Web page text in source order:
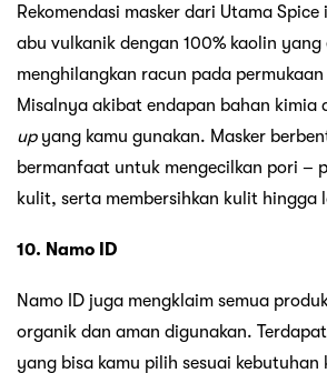
Rekomendasi masker dari Utama
abu vulkanik dengan 100% kaolin
menghilangkan racun pada
Misalnya akibat endapan bahan kimia
up yang kamu gunakan. Masker
bermanfaat untuk mengecilkan pori –
kulit, serta membersihkan kulit hingga
10. Namo ID
Namo ID juga mengklaim semua
organik dan aman digunakan.
yang bisa kamu pilih sesuai